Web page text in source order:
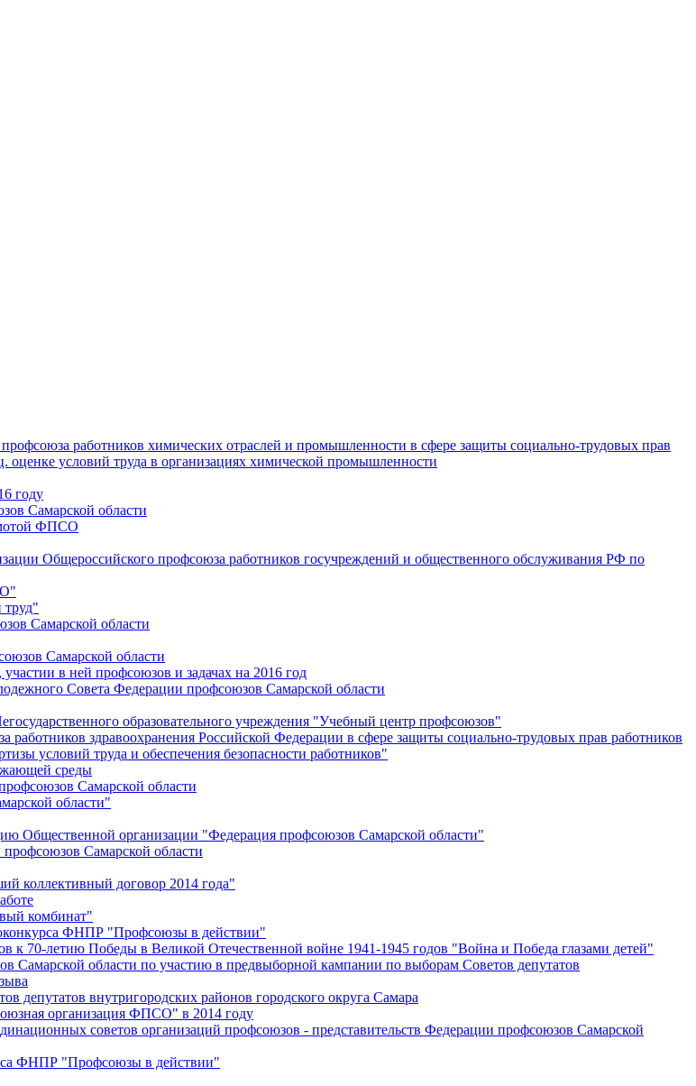
работников химических отраслей и промышленности в сфере защиты социально-трудовых прав
условий труда в организациях химической промышленности
году
Самарской области
ФПСО
Общероссийского профсоюза работников госучреждений и общественного обслуживания РФ по
труд"
Самарской области
Самарской области
в ней профсоюзов и задачах на 2016 год
Совета Федерации профсоюзов Самарской области
образовательного учреждения "Учебный центр профсоюзов"
здравоохранения Российской Федерации в сфере защиты социально-трудовых прав работников
условий труда и обеспечения безопасности работников"
среды
Самарской области
области"
Общественной организации "Федерация профсоюзов Самарской области"
Самарской области
коллективный договор 2014 года"
комбинат"
ФНПР "Профсоюзы в действии"
к 70-летию Победы в Великой Отечественной войне 1941-1945 годов "Война и Победа глазами детей"
Самарской области по участию в предвыборной кампании по выборам Советов депутатов
внутригородских районов городского округа Самара
организация ФПСО" в 2014 году
советов организаций профсоюзов - представительств Федерации профсоюзов Самарской
ФНПР "Профсоюзы в действии"